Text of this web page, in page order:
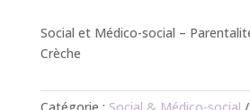
Social et Médico-social –
Crèche